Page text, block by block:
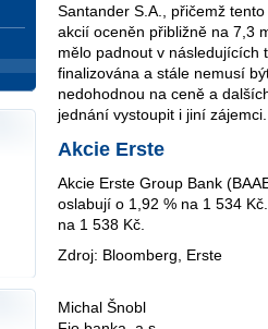
Santander S.A., přičemž
akcií oceněn přibližně na 7,3
mělo padnout v následujících
finalizována a stále nemusí
nedohodnou na ceně a
jednání vystoupit i jiní zájemci.
Akcie Erste
Akcie Erste Group Bank
oslabují o 1,92 % na 1 534
na 1 538 Kč.
Zdroj: Bloomberg, Erste
Michal Šnobl